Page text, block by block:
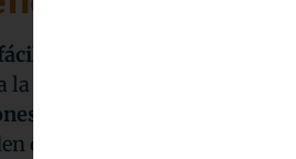
compra con solo unos
personalizadas:
ofrecer recomendaciones